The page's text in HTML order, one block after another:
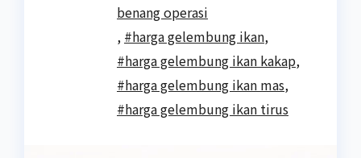
benang operasi
, #harga gelembung ikan,
#harga gelembung ikan kakap,
#harga gelembung ikan mas,
#harga gelembung ikan tirus